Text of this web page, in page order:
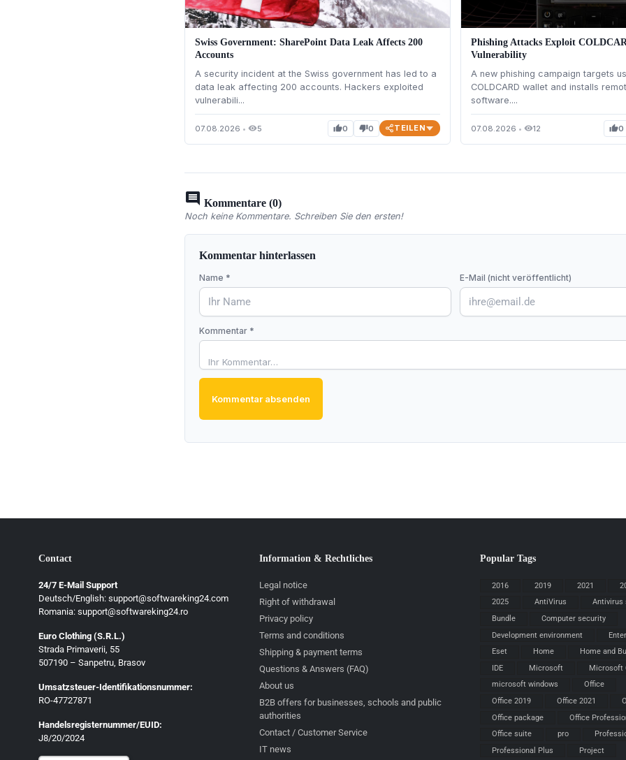
Swiss Government: SharePoint Data Leak Affects 200
Accounts
A security incident at the Swiss government has led to a
data leak affecting 200 accounts. Hackers exploited
vulnerabili...
07.08.2026 • visibility5 thumb_up0 thumb_down0 TEILEN
Phishing Attacks Exploit
Vulnerability
A new phishing campaign targets
COLDCARD wallet and installs
software....
07.08.2026 • visibility12 thumb_up0
comment Kommentare (0)
Noch keine Kommentare. Schreiben Sie den ersten!
Kommentar hinterlassen
Name * E-Mail (nicht veröffentlicht)
Kommentar *
Kommentar absenden
Contact
24/7 E-Mail Support
Deutsch/English: support@softwareking24.com
Romania: support@softwareking24.ro
Euro Clothing (S.R.L.)
Strada Primaverii, 55
507190 – Sanpetru, Brasov
Umsatzsteuer-Identifikationsnummer:
RO-47727871
Handelsregisternummer/EUID:
J8/20/2024
Deutsch
Français
Română
Information & Rechtliches
Legal notice
Right of withdrawal
Privacy policy
Terms and conditions
Shipping & payment terms
Questions & Answers (FAQ)
About us
B2B offers for businesses, schools and public
authorities
Contact / Customer Service
IT news
Popular Tags
2016 2019 2021
2025
AntiVirus
Antivirus
Bundle
Computer security
Development environment
Eset
Home
Home and
IDE
Microsoft
Microsoft
microsoft windows
Office
Office 2019
Office 2021
Office package
Office
Office suite
pro
Professional Plus
Project